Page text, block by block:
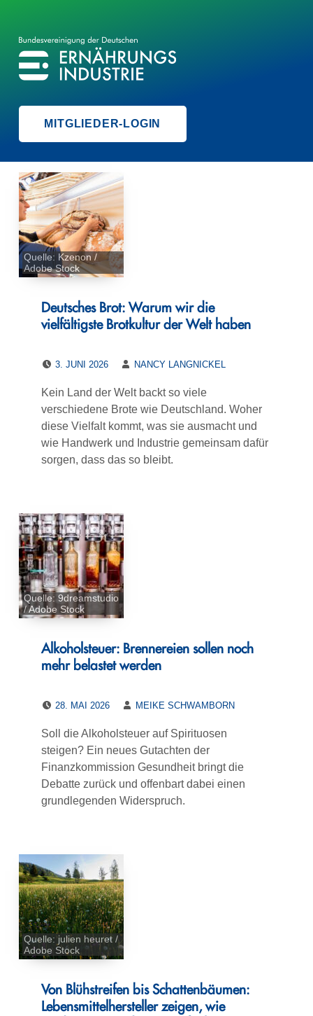
BVE
BUNDESVEREINIGUNG DER ERNÄHRUNGSINDUSTRIE
MITGLIEDER-LOGIN
Quelle: Kzenon /
Adobe Stock
Deutsches Brot: Warum wir die
vielfältigste Brotkultur der Welt haben
3. JUNI 2026
NANCY LANGNICKEL
Kein Land der Welt backt so viele
verschiedene Brote wie Deutschland. Woher
diese Vielfalt kommt, was sie ausmacht und
wie Handwerk und Industrie gemeinsam dafür
sorgen, dass das so bleibt.
Quelle: 9dreamstudio
/ Adobe Stock
Alkoholsteuer: Brennereien sollen noch
mehr belastet werden
28. MAI 2026
MEIKE SCHWAMBORN
Soll die Alkoholsteuer auf Spirituosen
steigen? Ein neues Gutachten der
Finanzkommission Gesundheit bringt die
Debatte zurück und offenbart dabei einen
grundlegenden Widerspruch.
Quelle: julien heuret /
Adobe Stock
Von Blühstreifen bis Schattenbäumen:
Lebensmittelhersteller zeigen, wie